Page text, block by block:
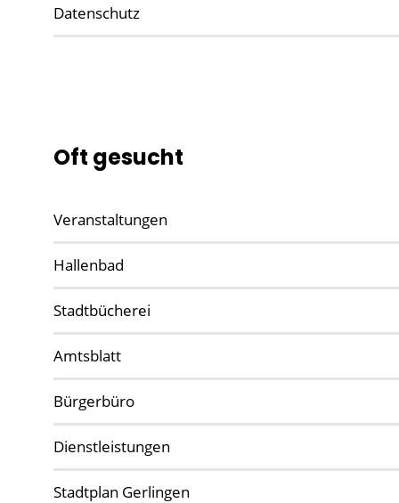
Datenschutz
Oft gesucht
Veranstaltungen
Hallenbad
Stadtbücherei
Amtsblatt
Bürgerbüro
Dienstleistungen
Stadtplan Gerlingen